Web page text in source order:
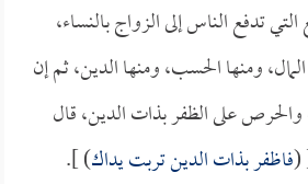
تدفع الناس إلى الزواج بالنساء،
ومنها الحسب، ومنها الدين، ثم إن
والحرص على الظفر بذات الدين، قال
(فاظفر بذات الدين تربت يداك) ].